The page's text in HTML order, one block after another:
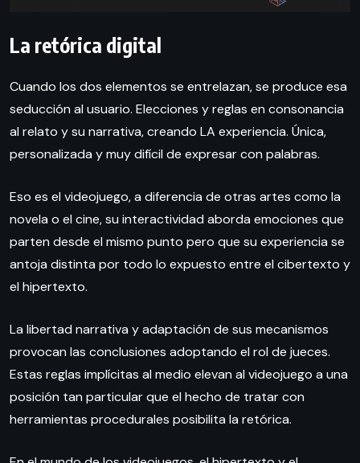
La retórica digital
Cuando los dos elementos se entrelazan, se produce esa
seducción al usuario. Elecciones y reglas en consonancia
al relato y su narrativa, creando LA experiencia. Única,
personalizada y muy difícil de expresar con palabras.
Eso es el videojuego, a diferencia de otras artes como la
novela o el cine, su interactividad aborda emociones que
parten desde el mismo punto pero que su experiencia se
antoja distinta por todo lo expuesto entre el cibertexto y
el hipertexto.
La libertad narrativa y adaptación de sus mecanismos
provocan las conclusiones adoptando el rol de jueces.
Estas reglas implícitas al medio elevan al videojuego a una
posición tan particular que el hecho de tratar con
herramientas procedurales posibilita la retórica.